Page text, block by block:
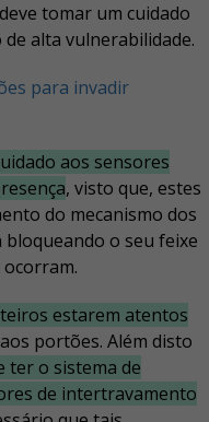
tomar um cuidado
de alta vulnerabilidade.
aos sensores
, visto que, estes
do mecanismo dos
o seu feixe
estarem atentos
portões. Além disto
ter o sistema de
de intertravamento